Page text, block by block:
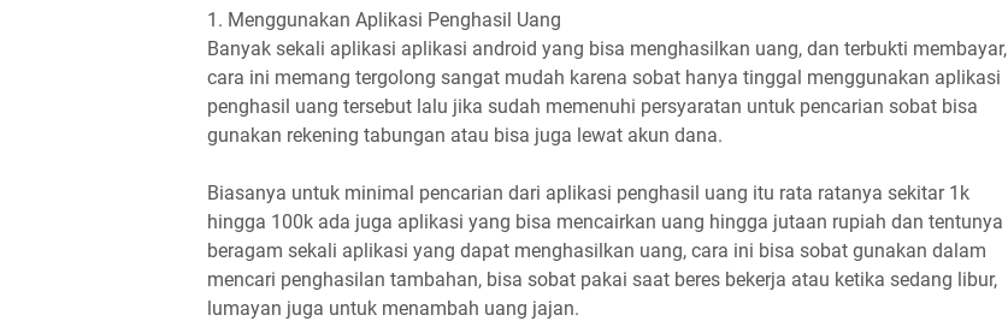
1. Menggunakan Aplikasi Penghasil Uang
Banyak sekali aplikasi aplikasi android yang bisa menghasilkan uang, dan terbukti membayar,
cara ini memang tergolong sangat mudah karena sobat hanya tinggal menggunakan aplikasi
penghasil uang tersebut lalu jika sudah memenuhi persyaratan untuk pencarian sobat bisa
gunakan rekening tabungan atau bisa juga lewat akun dana.
Biasanya untuk minimal pencarian dari aplikasi penghasil uang itu rata ratanya sekitar 1k
hingga 100k ada juga aplikasi yang bisa mencairkan uang hingga jutaan rupiah dan tentunya
beragam sekali aplikasi yang dapat menghasilkan uang, cara ini bisa sobat gunakan dalam
mencari penghasilan tambahan, bisa sobat pakai saat beres bekerja atau ketika sedang libur,
lumayan juga untuk menambah uang jajan.